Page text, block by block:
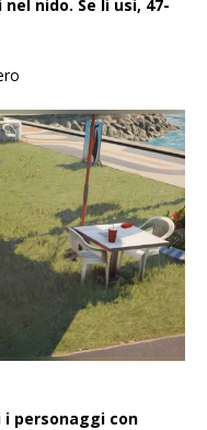
nido. Se li usi, 47-
personaggi con